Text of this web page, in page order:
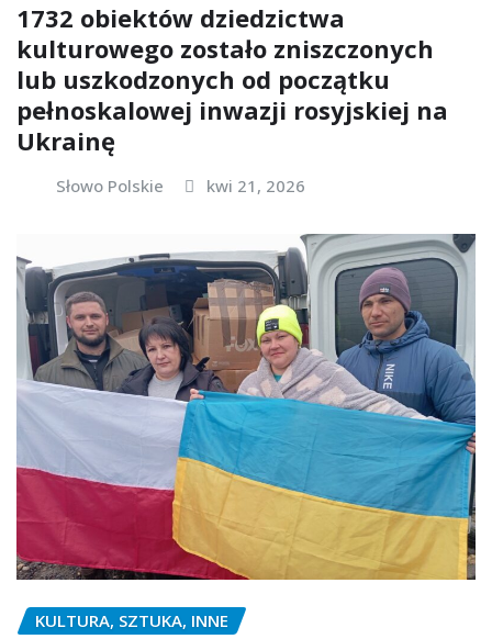
1732 obiektów dziedzictwa
kulturowego zostało zniszczonych
lub uszkodzonych od początku
pełnoskalowej inwazji rosyjskiej na
Ukrainę
Słowo Polskie kwi 21, 2026
KULTURA, SZTUKA, INNE